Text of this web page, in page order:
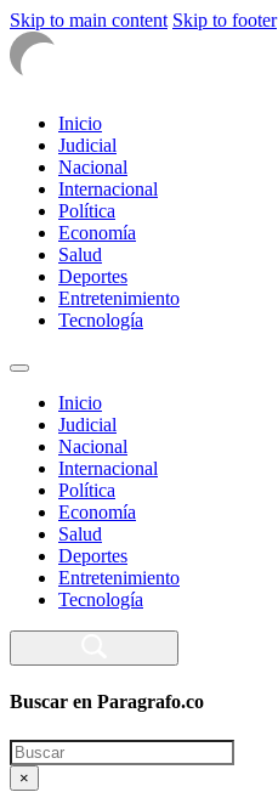
Skip to main content Skip to footer
Inicio
Judicial
Nacional
Internacional
Política
Economía
Salud
Deportes
Entretenimiento
Tecnología
Inicio
Judicial
Nacional
Internacional
Política
Economía
Salud
Deportes
Entretenimiento
Tecnología
Buscar en Paragrafo.co
Search
×